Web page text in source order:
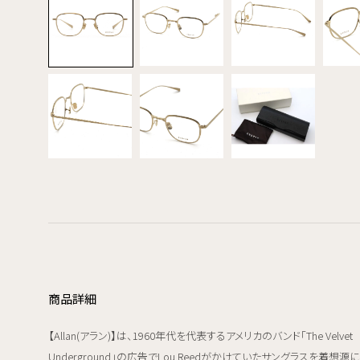
商品詳細
【Allan(アラン)】は、1960年代を代表するアメリカのバンド「The Velvet
Underground」の広告でLou Reedがかけていたサングラスを着想源に